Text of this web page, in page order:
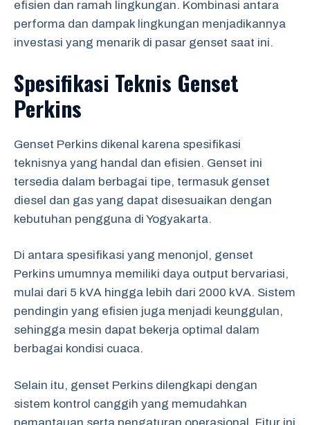
efisien dan ramah lingkungan. Kombinasi antara
performa dan dampak lingkungan menjadikannya
investasi yang menarik di pasar genset saat ini.
Spesifikasi Teknis Genset
Perkins
Genset Perkins dikenal karena spesifikasi
teknisnya yang handal dan efisien. Genset ini
tersedia dalam berbagai tipe, termasuk genset
diesel dan gas yang dapat disesuaikan dengan
kebutuhan pengguna di Yogyakarta.
Di antara spesifikasi yang menonjol, genset
Perkins umumnya memiliki daya output bervariasi,
mulai dari 5 kVA hingga lebih dari 2000 kVA. Sistem
pendingin yang efisien juga menjadi keunggulan,
sehingga mesin dapat bekerja optimal dalam
berbagai kondisi cuaca.
Selain itu, genset Perkins dilengkapi dengan
sistem kontrol canggih yang memudahkan
pemantauan serta pengaturan operasional. Fitur ini